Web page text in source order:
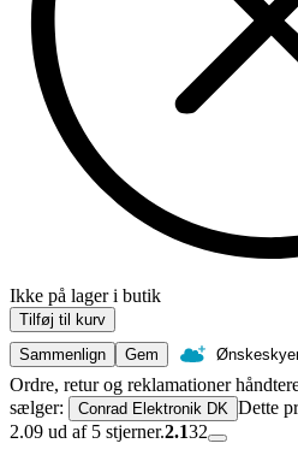
Ikke på lager i butik
Tilføj til kurv
Sammenlign
Gem
Ordre, retur og reklamationer
sælger:
Conrad Elektronik DK Dette
2.09 ud af 5 stjerner.2.132